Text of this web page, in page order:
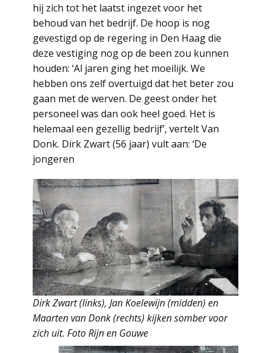
hij zich tot het laatst ingezet voor het
behoud van het bedrijf. De hoop is nog
gevestigd op de regering in Den Haag die
deze vestiging nog op de been zou kunnen
houden: ‘Al jaren ging het moeilijk. We
hebben ons zelf overtuigd dat het beter zou
gaan met de werven. De geest onder het
personeel was dan ook heel goed. Het is
helemaal een gezellig bedrijf’, vertelt Van
Donk. Dirk Zwart (56 jaar) vult aan: ‘De
jongeren
Dirk Zwart (links), Jan Koelewijn (midden) en
Maarten van Donk (rechts) kijken somber voor
zich uit. Foto Rijn en Gouwe